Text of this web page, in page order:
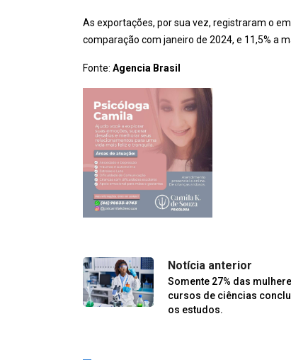
As exportações, por sua vez, registraram o
comparação com janeiro de 2024, e 11,5% a
Fonte: Agencia Brasil
Notícia anterior
Somente 27% das
cursos de ciências
os estudos.